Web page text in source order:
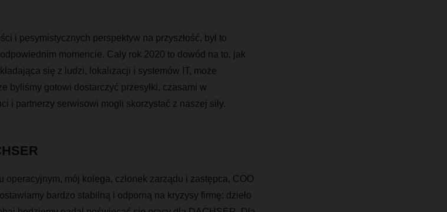
i pesymistycznych perspektyw na przyszłość, był to
momencie. Cały rok 2020 to dowód na to, jak
się z ludzi, lokalizacji i systemów IT, może
byliśmy gotowi dostarczyć przesyłki, czasami w
i partnerzy serwisowi mogli skorzystać z naszej siły.
operacyjnym, mój kolega, członek zarządu i zastępca, COO
bardzo stabilną i odporną na kryzysy firmę: dzieło